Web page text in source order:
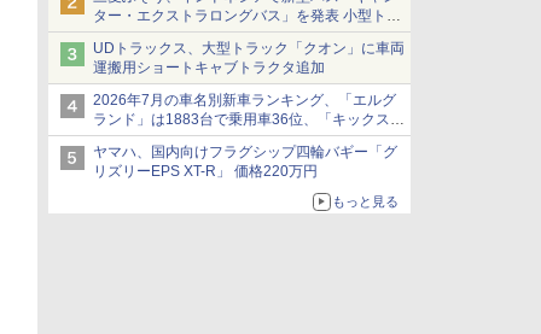
ター・エクストラロングバス」を発表 小型トラ
ックベースの観光・旅客輸送向けバス
UDトラックス、大型トラック「クオン」に車両
運搬用ショートキャブトラクタ追加
2026年7月の車名別新車ランキング、「エルグ
ランド」は1883台で乗用車36位、「キックス」
は2591台で27位に
ヤマハ、国内向けフラグシップ四輪バギー「グ
リズリーEPS XT-R」 価格220万円
もっと見る